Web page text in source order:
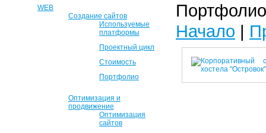
WEB
Создание сайтов
Используемые
платформы
Проектный цикл
Стоимость
Портфолио
Оптимизация и
продвижение
Оптимизация
сайтов
Начало |